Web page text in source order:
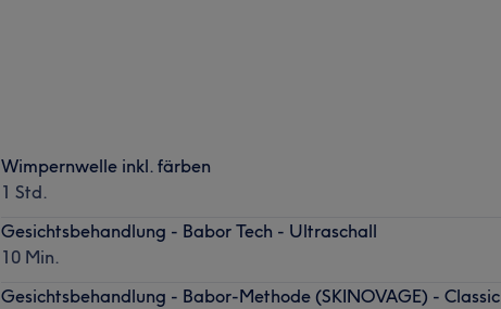
Wimpernwelle inkl. färben
1 Std.
Gesichtsbehandlung - Babor Tech - Ultraschall
10 Min.
Gesichtsbehandlung - Babor-Methode (SKINOVAGE) - Classic